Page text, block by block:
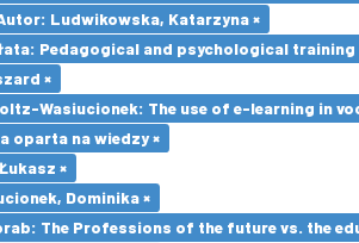
Ludwikowska, Katarzyna ×
Pedagogical and psychological
×
Wasiucionek: The use of e-learning in
oparta na wiedzy ×
×
Dominika ×
The Professions of the future vs. the